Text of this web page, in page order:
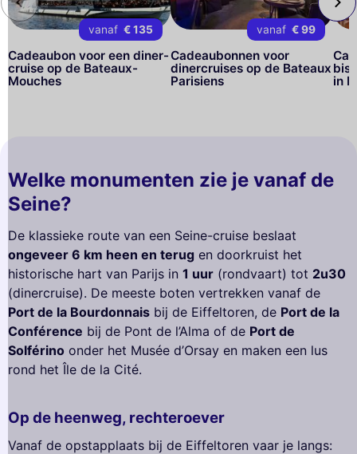
vanaf € 135
Cadeaubon voor een diner-
cruise op de Bateaux-
Mouches
vanaf € 99
Cadeaubonnen voor
dinercruises op de Bateaux
Parisiens
in
Welke monumenten zie je vanaf de
Seine?
De klassieke route van een Seine-cruise beslaat
ongeveer 6 km heen en terug en doorkruist het
historische hart van Parijs in 1 uur (rondvaart) tot 2u30
(dinercruise). De meeste boten vertrekken vanaf de
Port de la Bourdonnais bij de Eiffeltoren, de Port de la
Conférence bij de Pont de l’Alma of de Port de
Solférino onder het Musée d’Orsay en maken een lus
rond het Île de la Cité.
Op de heenweg, rechteroever
Vanaf de opstapplaats bij de Eiffeltoren vaar je langs: